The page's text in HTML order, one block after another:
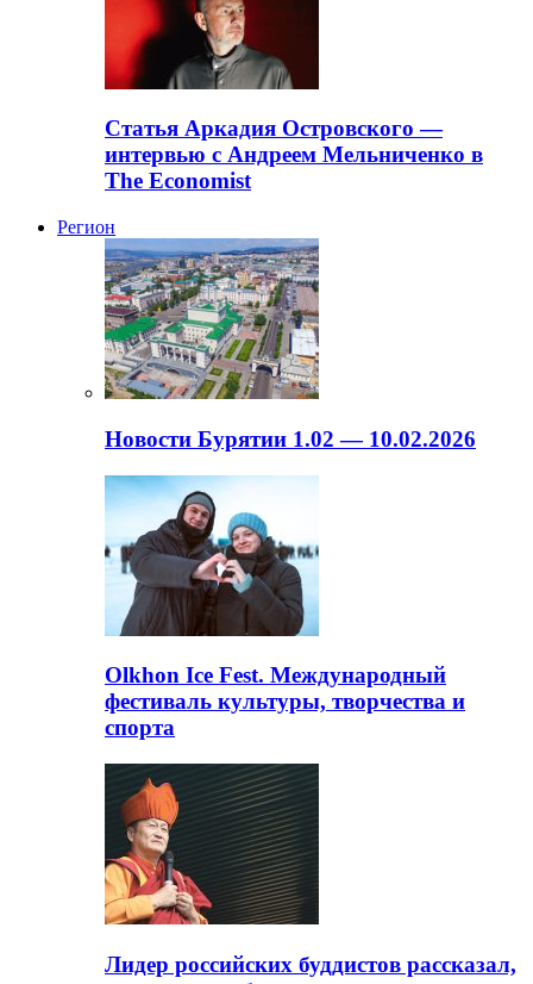
Статья Аркадия Островского —
интервью с Андреем Мельниченко в
The Economist
Регион
Новости Бурятии 1.02 — 10.02.2026
Olkhon Ice Fest. Международный
фестиваль культуры, творчества и
спорта
Лидер российских буддистов рассказал,